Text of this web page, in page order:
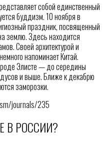
собой единственный
буддизм. 10 ноября в
праздник, посвященный
землю. Здесь находится
Своей архитектурой и
напоминает Китай.
Элисте — до середины
и выше. Ближе к декабрю
заморозки.
journals/235
В РОССИИ?